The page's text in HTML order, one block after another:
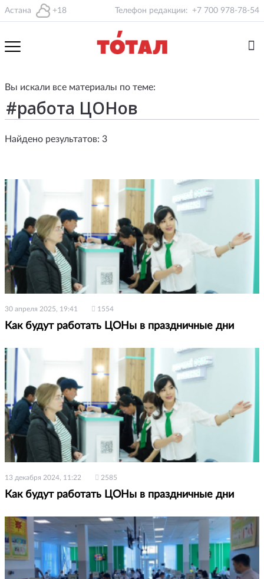
Астана +18 Телефон редакции: +7 700 978-78-54
Вы искали все материалы по теме:
Найдено результатов: 3
30 апреля 2025, 19:41 1554
Как будут работать ЦОНы в праздничные дни
13 декабря 2024, 11:22 2585
Как будут работать ЦОНы в праздничные дни